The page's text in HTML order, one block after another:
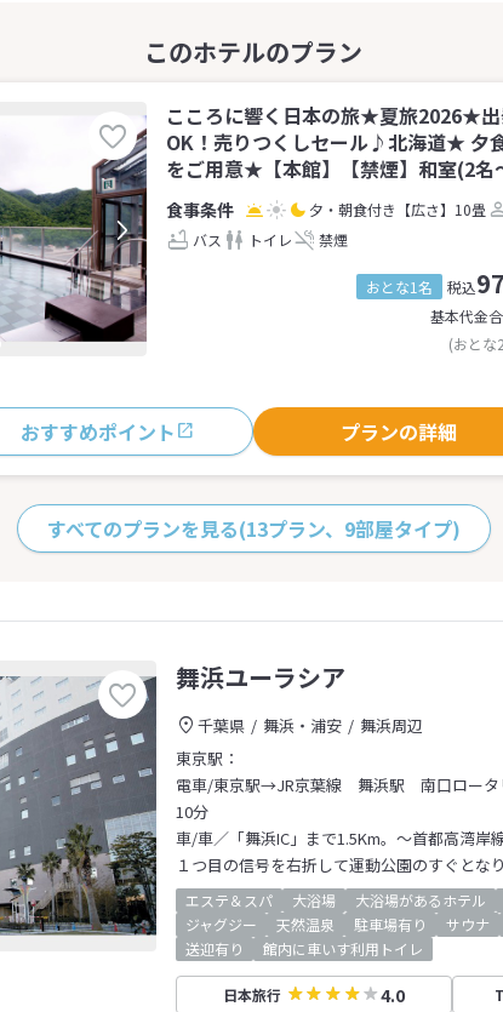
こころに響く日本の旅★夏旅2026★
OK！売りつくしセール♪北海道★ 夕
をご用意★【本館】【禁煙】和室(2名
夕・朝食付き 【広さ】10畳
バス
トイレ 禁煙
おとな1名 税込
基本代金
(おとな
おすすめポイント プランの詳細
すべてのプランを見る(13プラン、9部屋タイプ)
舞浜ユーラシア
千葉県 舞浜・浦安
舞浜周辺
東京駅：
電車/東京駅→JR京葉線 舞浜駅 南口ロータ
10分
車/車／「舞浜IC」まで1.5Km。～首都高湾岸
１つ目の信号を右折して運動公園のすぐとなり
エステ＆スパ 大浴場 大浴場があるホテル
ジャグジー
天然温泉 駐車場有り サウナ
送迎有り
館内に車いす利用トイレ
日本旅行 4.0